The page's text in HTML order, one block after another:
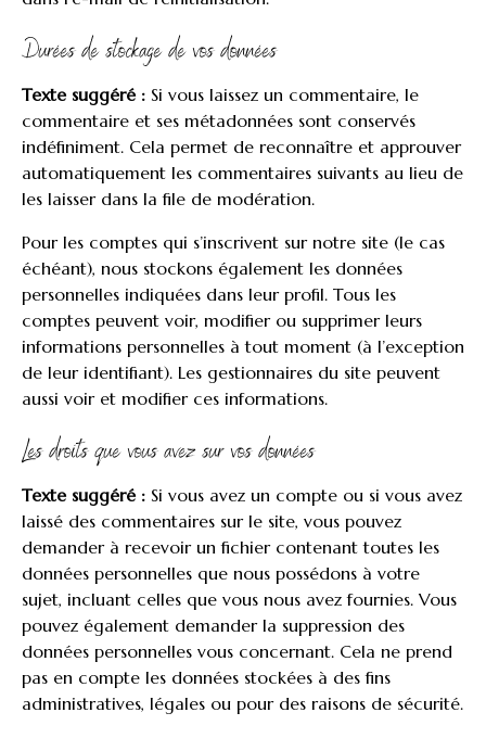
Durées de stockage de vos données
Texte suggéré : Si vous laissez un commentaire, le
commentaire et ses métadonnées sont conservés
indéfiniment. Cela permet de reconnaître et approuver
automatiquement les commentaires suivants au lieu de
les laisser dans la file de modération.
Pour les comptes qui s’inscrivent sur notre site (le cas
échéant), nous stockons également les données
personnelles indiquées dans leur profil. Tous les
comptes peuvent voir, modifier ou supprimer leurs
informations personnelles à tout moment (à l’exception
de leur identifiant). Les gestionnaires du site peuvent
aussi voir et modifier ces informations.
Les droits que vous avez sur vos données
Texte suggéré : Si vous avez un compte ou si vous avez
laissé des commentaires sur le site, vous pouvez
demander à recevoir un fichier contenant toutes les
données personnelles que nous possédons à votre
sujet, incluant celles que vous nous avez fournies. Vous
pouvez également demander la suppression des
données personnelles vous concernant. Cela ne prend
pas en compte les données stockées à des fins
administratives, légales ou pour des raisons de sécurité.